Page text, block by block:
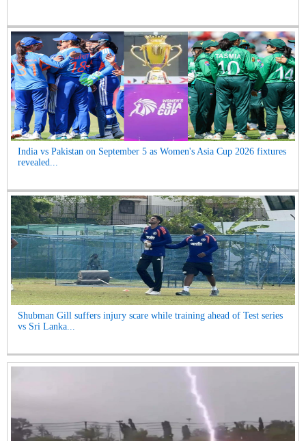
India vs Pakistan on September 5 as Women's Asia Cup 2026 fixtures
revealed...
Shubman Gill suffers injury scare while training ahead of Test series
vs Sri Lanka...